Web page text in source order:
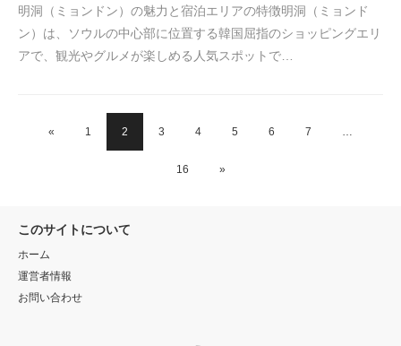
明洞（ミョンドン）の魅力と宿泊エリアの特徴明洞（ミョンド
ン）は、ソウルの中心部に位置する韓国屈指のショッピングエリ
アで、観光やグルメが楽しめる人気スポットで…
« 1 2 3 4 5 6 7 …
16 »
このサイトについて
ホーム
運営者情報
お問い合わせ